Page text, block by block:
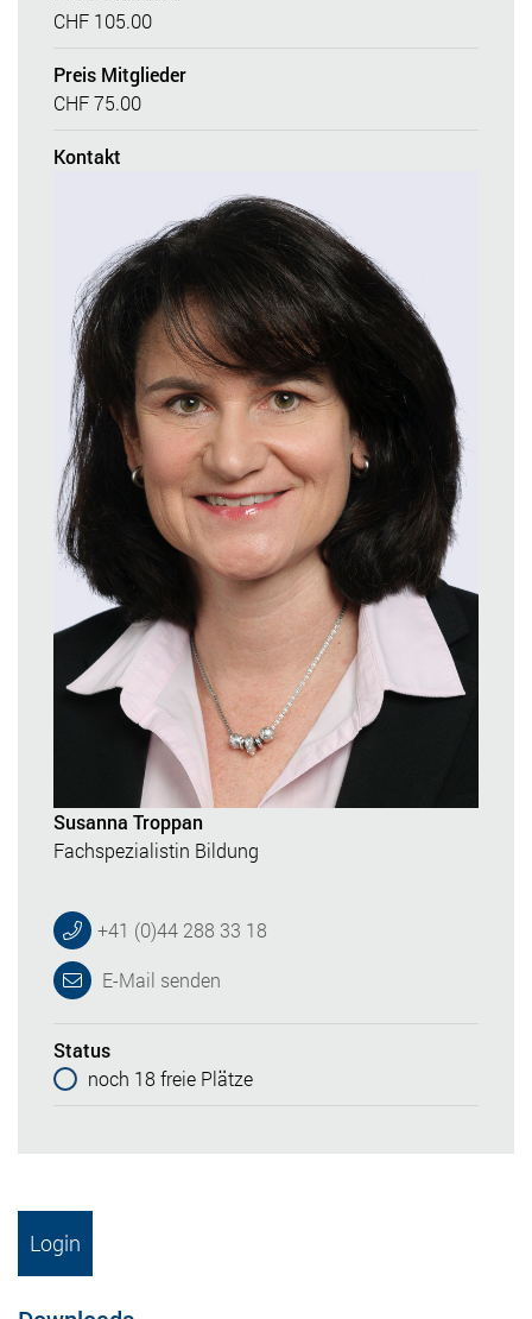
CHF 105.00
Preis Mitglieder
CHF 75.00
Kontakt
Susanna Troppan
Fachspezialistin Bildung
+41 (0)44 288 33 18
E-Mail senden
Status
noch 18 freie Plätze
Login